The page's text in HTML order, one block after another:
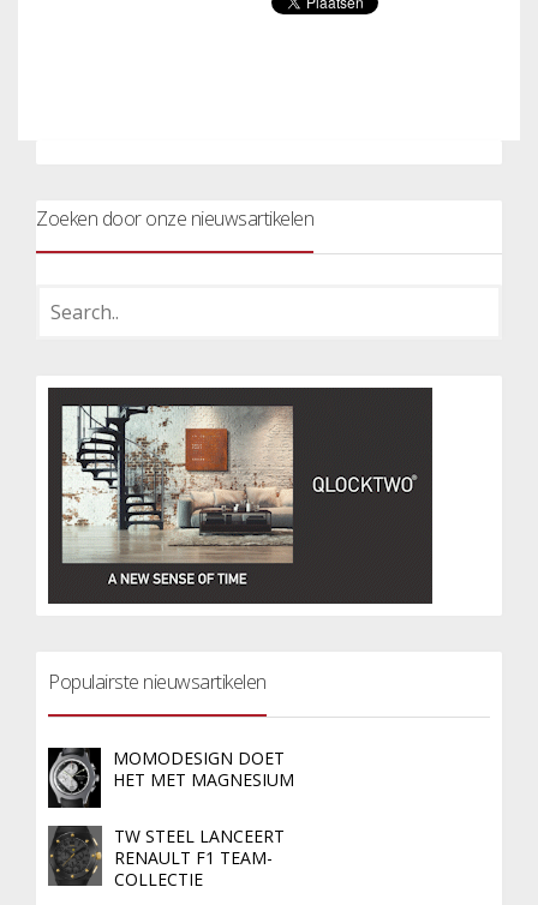
Zoeken door onze nieuwsartikelen
Populairste nieuwsartikelen
MOMODESIGN DOET
HET MET MAGNESIUM
TW STEEL LANCEERT
RENAULT F1 TEAM-
COLLECTIE